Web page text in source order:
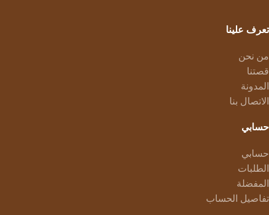
تعرف علينا
من نحن
قصتنا
المدونة
الاتصال بنا
حسابي
حسابي
الطلبات
المفضلة
تفاصيل الحساب